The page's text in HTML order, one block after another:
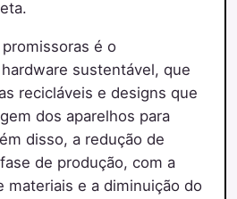
é o
sustentável, que
recicláveis e designs que
dos aparelhos para
disso, a redução de
de produção, com a
materiais e a diminuição do